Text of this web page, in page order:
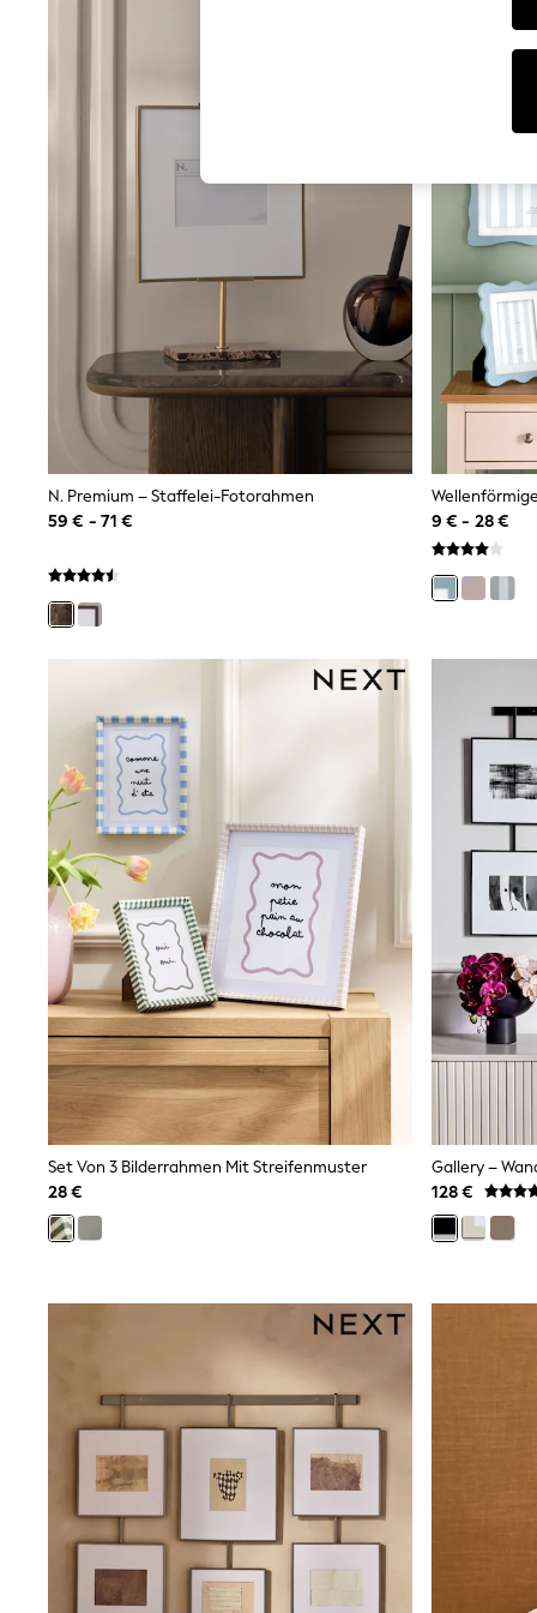
Bags & Luggage
Linen Collection
Polo Shirts
Shirts
T-Shirts
Vests
Boys Holiday Shop
All Swimwear
Ponchos & Toweling sets
Sun Hats & Caps
Polo Shirts
Rash Vests
Sandals & Sliders
Shorts
Sunsafe Swimwear
Tops & T-Shirts
All Swimwear
Beach Dresses & Kaftans
Dresses
Sun Hats & Caps
Jumpsuits & Playsuits
Rash Vests
Sandals & Sliders
Shorts
Skirts
Sunglasses
Sunsafe Swimwear
Tops & T-Shirts
Baby Holiday Shop
Baby Travel Accessories
All Accessories
Beach Bags
Beach Towels
Birkenstock
Crocs
Havaianas
Pour Moi
Skechers
GIRLS
New In
THE SET
50 - 92cm
98 - 110cm
116 - 134cm
140 - 174cm
Dresses
Shorts & Skirts
Coats & Jackets
N. Premium – Staffelei-Fotorahmen
59 € - 71 €
9 € - 28 €
Set Von 3 Bilderrahmen Mit Streifenmuster
28 €
Gallery –
128 €